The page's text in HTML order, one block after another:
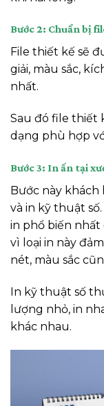
Bước 2: Chuẩn bị
File thiết kế sẽ
giải, màu sắc,
nhất.
Sau đó file thiết
dạng phù hợp
Bước 3: In ấn tại
Bước này khách
và in kỹ thuật
in phổ biến nhất
vì loại in này
nét, màu sắc
In kỹ thuật số
lượng nhỏ, in
khác nhau.